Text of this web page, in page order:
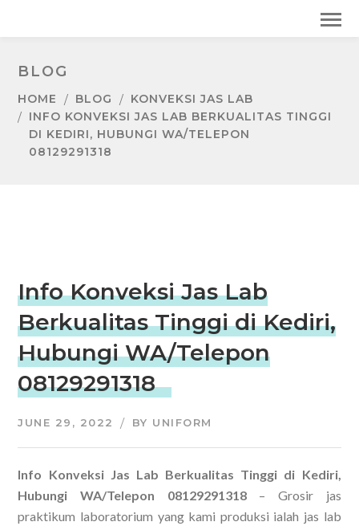
BLOG
HOME BLOG
KONVEKSI JAS LAB
INFO KONVEKSI JAS LAB BERKUALITAS TINGGI
DI KEDIRI, HUBUNGI WA/TELEPON
08129291318
Info Konveksi Jas Lab
Berkualitas Tinggi di Kediri,
Hubungi WA/Telepon
08129291318
JUNE 29, 2022 BY UNIFORM
Info Konveksi Jas Lab Berkualitas Tinggi di Kediri,
Hubungi WA/Telepon 08129291318– Grosir jas
praktikum laboratorium yang kami produksi ialah jas lab